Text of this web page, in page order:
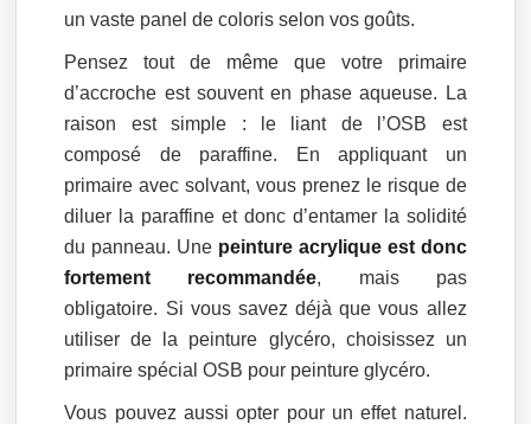
un vaste panel de coloris selon vos goûts.
Pensez tout de même que votre primaire
d’accroche est souvent en phase aqueuse. La
raison est simple : le liant de l’OSB est
composé de paraffine. En appliquant un
primaire avec solvant, vous prenez le risque de
diluer la paraffine et donc d’entamer la solidité
du panneau. Une peinture acrylique est donc
fortement recommandée, mais pas
obligatoire. Si vous savez déjà que vous allez
utiliser de la peinture glycéro, choisissez un
primaire spécial OSB pour peinture glycéro.
Vous pouvez aussi opter pour un effet naturel.